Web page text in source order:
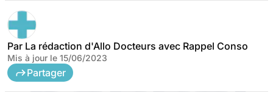
Par La rédaction d'Allo Docteurs avec Rappel Conso
Mis à jour le 15/06/2023
Partager